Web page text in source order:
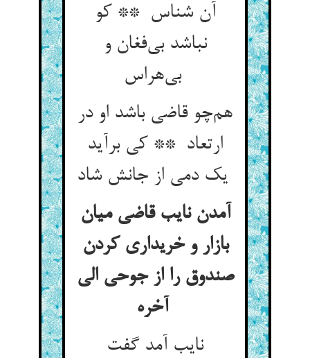
آن شناس ** کو
نباشد بی‌فغان و
بی‌هراس
هم‌چو قاضی باشد او در
ارتعاد ** کی برآید
آمدن نایب قاضی میان
بازار و خریداری کردن
صندوق را از جوحی الی
نایب آمد گفت